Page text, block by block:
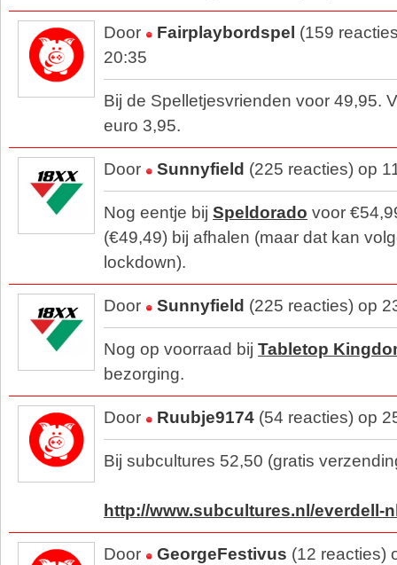
Door Fairplaybordspel (159
20:35
Bij de Spelletjesvrienden voor 49,95.
euro 3,95.
Door Sunnyfield (225 reacties) op
Nog eentje bij Speldorado voor
(€49,49) bij afhalen (maar dat kan
lockdown).
Door Sunnyfield (225 reacties) op
Nog op voorraad bij Tabletop
bezorging.
Door Ruubje9174 (54 reacties) op
Bij subcultures 52,50 (gratis
http://www.subcultures.nl/everdell-
Door GeorgeFestivus (12 reacties)